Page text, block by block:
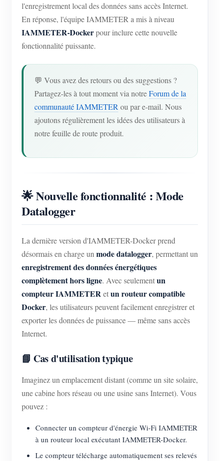
Explorer le site
Classement PV
l'enregistrement local des données sans accès Internet.
En réponse, l'équipe IAMMETER a mis à niveau
IAMMETER-Dockerpour inclure cette nouvelle
fonctionnalité puissante.
💬 Vous avez des retours ou des suggestions ?
Partagez-les à tout moment via notreForum de la
communauté IAMMETERou par e-mail. Nous
ajoutons régulièrement les idées des utilisateurs à
notre feuille de route produit.
🌟 Nouvelle fonctionnalité : Mode
Datalogger
La dernière version d'IAMMETER-Docker prend
désormais en charge unmode datalogger, permettant un
enregistrement des données énergétiques
complètement hors ligne. Avec seulementun
compteur IAMMETERetun routeur compatible
Docker, les utilisateurs peuvent facilement enregistrer et
exporter les données de puissance — même sans accès
Internet.
📘 Cas d'utilisation typique
Imaginez un emplacement distant (comme un site solaire,
une cabine hors réseau ou une usine sans Internet). Vous
pouvez :
Connecter un compteur d'énergie Wi-Fi IAMMETER
à un routeur local exécutant IAMMETER-Docker.
Le compteur télécharge automatiquement ses relevés